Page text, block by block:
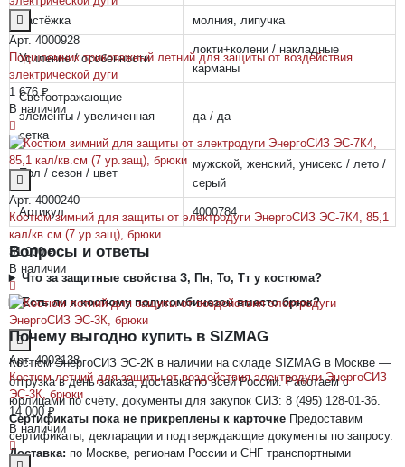
Застёжка молния, липучка
Усиление / особенности
локти+колени / накладные
карманы
Светоотражающие
элементы / увеличенная
сетка
да / да
Пол / сезон / цвет
мужской, женский, унисекс / лето /
серый
Артикул 4000784
Вопросы и ответы
Что за защитные свойства З, Пн, То, Тт у костюма?
Есть ли к костюму полукомбинезон вместо брюк?
Почему выгодно купить в SIZMAG
Костюм ЭнергоСИЗ ЭС-2К в наличии на складе SIZMAG в Москве —
отгрузка в день заказа, доставка по всей России. Работаем с
юрлицами по счёту, документы для закупок СИЗ: 8 (495) 128-01-36.
Сертификаты пока не прикреплены к карточке Предоставим
сертификаты, декларации и подтверждающие документы по запросу.
Доставка: по Москве, регионам России и СНГ транспортными
Арт. 4000928
Подшлемник трикотажный летний для защиты от воздействия
электрической дуги
1 676 ₽
В наличии
Арт. 4000240
Костюм зимний для защиты от электродуги ЭнергоСИЗ ЭС-7К4, 85,1
кал/кв.см (7 ур.защ), брюки
31 000 ₽
В наличии
Арт. 4002138
Костюм летний для защиты от воздействия электродуги ЭнергоСИЗ
ЭС-3К, брюки
14 000 ₽
В наличии